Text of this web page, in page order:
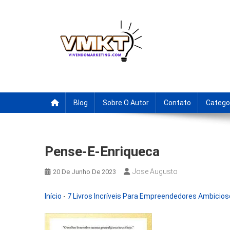
Blog Sobre O Autor Contato
Pense-E-Enriqueca
20 De Junho De 2023 Jose Augusto
Início - 7 Livros Incríveis Para Empreendedores